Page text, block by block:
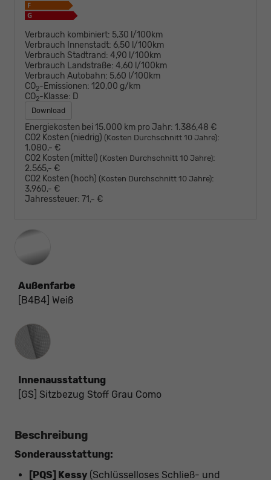
Verbrauch kombiniert: 5,30 l/100km
Verbrauch Innenstadt: 6,50 l/100km
Verbrauch Stadtrand: 4,90 l/100km
Verbrauch Landstraße: 4,60 l/100km
Verbrauch Autobahn: 5,60 l/100km
CO2-Emissionen: 120,00 g/km
CO2-Klasse: D
Download
Energiekosten bei 15.000 km pro Jahr: 1.386,48 €
CO2 Kosten (niedrig) (Kosten Durchschnitt 10 Jahre):
1.080,- €
CO2 Kosten (mittel) (Kosten Durchschnitt 10 Jahre):
2.565,- €
CO2 Kosten (hoch) (Kosten Durchschnitt 10 Jahre):
3.960,- €
Jahressteuer: 71,- €
Außenfarbe
[B4B4] Weiß
Innenausstattung
Innenausstattung
[GS] Sitzbezug Stoff Grau Como
Beschreibung
Sonderausstattung:
[PQS] Kessy (Schlüsselloses Schließ- und